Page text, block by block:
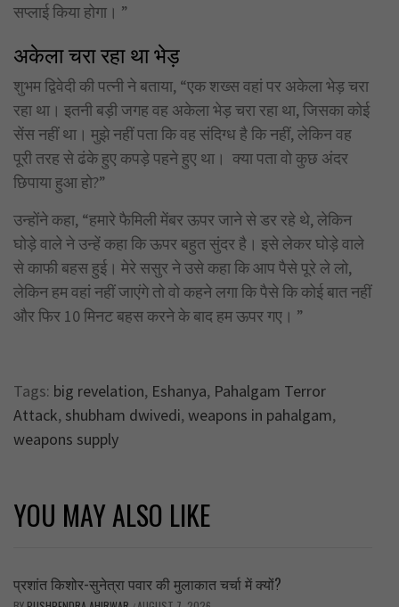
सप्लाई किया होगा। ”
अकेला चरा रहा था भेड़
शुभम द्विवेदी की पत्नी ने बताया, “एक शख्स वहां पर अकेला भेड़ चरा
रहा था। इतनी बड़ी जगह वह अकेला भेड़ चरा रहा था, जिसका कोई
सेंस नहीं था। मुझे नहीं पता कि वह संदिग्ध है कि नहीं, लेकिन वह
पूरी तरह से ढंके हुए कपड़े पहने हुए था। क्या पता वो कुछ अंदर
छिपाया हुआ हो?”
उन्होंने कहा, “हमारे फैमिली मेंबर ऊपर जाने से डर रहे थे, लेकिन
घोड़े वाले ने उन्हें कहा कि ऊपर बहुत सुंदर है। इसे लेकर घोड़े वाले
से काफी बहस हुई। मेरे ससुर ने उसे कहा कि आप पैसे पूरे ले लो,
लेकिन हम वहां नहीं जाएंगे तो वो कहने लगा कि पैसे कि कोई बात नहीं
और फिर 10 मिनट बहस करने के बाद हम ऊपर गए। ”
Tags: big revelation, Eshanya, Pahalgam Terror
Attack, shubham dwivedi,weapons in pahalgam,
weapons supply
YOU MAY ALSO LIKE
प्रशांत किशोर-सुनेत्रा पवार की मुलाकात चर्चा में क्यों?